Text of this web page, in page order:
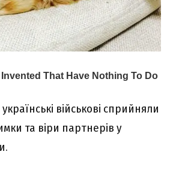
військові сприйняли
та віри партнерів у